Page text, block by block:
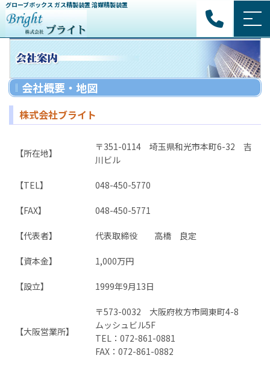
グローブボックス ガス精製装置 溶媒精製装置
会社概要・地図
株式会社ブライト
【所在地】
〒351-0114 埼玉県和光市本町6-32 吉
川ビル
【TEL】 048-450-5770
【FAX】 048-450-5771
【代表者】 代表取締役 高橋 良定
【資本金】 1,000万円
【設立】 1999年9月13日
【大阪営業所】
〒573-0032 大阪府枚方市岡東町4-8
ムッシュビル5F
TEL：072-861-0881
FAX：072-861-0882